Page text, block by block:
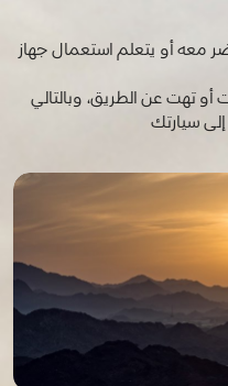
معه أو يتعلم استعمال جهاز
تهت عن الطريق، وبالتالي
سيارتك